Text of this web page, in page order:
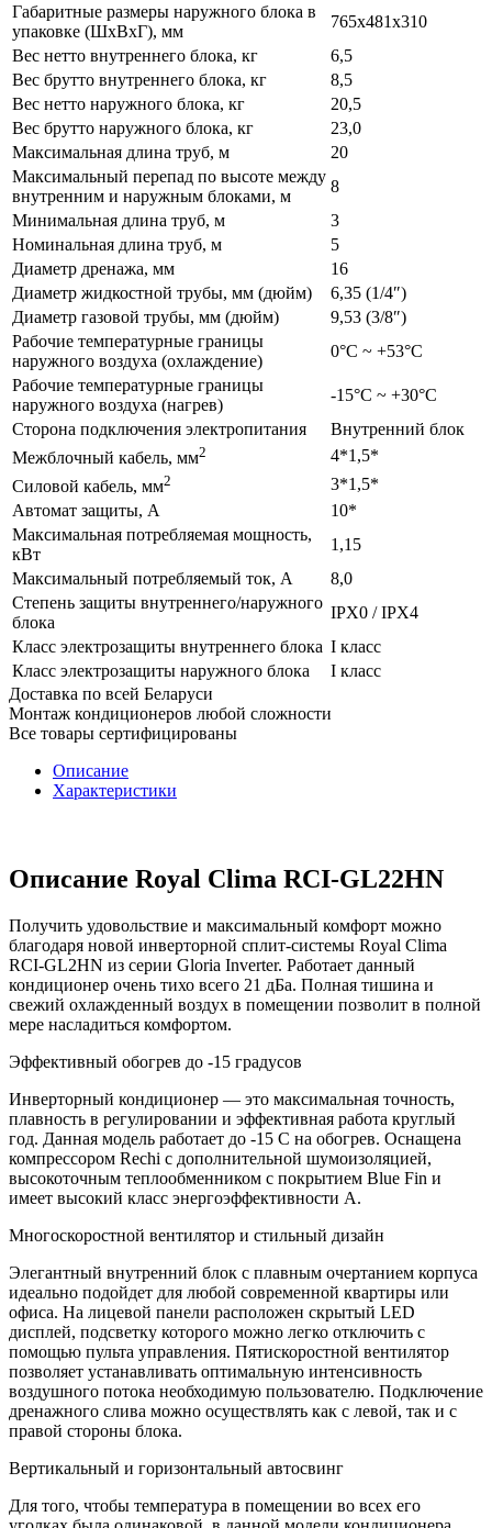
Габаритные размеры наружного блока в
упаковке (ШхВхГ), мм
765x481x310
Вес нетто внутреннего блока, кг
6,5
Вес брутто внутреннего блока, кг
8,5
Вес нетто наружного блока, кг
20,5
Вес брутто наружного блока, кг
23,0
Максимальная длина труб, м
20
Максимальный перепад по высоте между
внутренним и наружным блоками, м
8
Минимальная длина труб, м
3
Номинальная длина труб, м
5
Диаметр дренажа, мм
16
Диаметр жидкостной трубы, мм (дюйм)
6,35 (1/4″)
Диаметр газовой трубы, мм (дюйм)
9,53 (3/8″)
Рабочие температурные границы
наружного воздуха (охлаждение)
0°С ~ +53°С
Рабочие температурные границы
наружного воздуха (нагрев)
-15°С ~ +30°С
Сторона подключения электропитания
Внутренний блок
Межблочный кабель, мм2
4*1,5*
Силовой кабель, мм2
3*1,5*
Автомат защиты, А
10*
Максимальная потребляемая мощность,
кВт
1,15
Максимальный потребляемый ток, А
8,0
Степень защиты внутреннего/наружного
блока
IPX0 / IPX4
Класс электрозащиты внутреннего блока I класс
Класс электрозащиты наружного блока
I класс
Доставка по всей Беларуси
Монтаж кондиционеров любой сложности
Все товары сертифицированы
Описание
Характеристики
Описание Royal Clima RCI-GL22HN
Получить удовольствие и максимальный комфорт можно
благодаря новой инверторной сплит-системы Royal Clima
RCI-GL2HN из серии Gloria Inverter. Работает данный
кондиционер очень тихо всего 21 дБа. Полная тишина и
свежий охлажденный воздух в помещении позволит в полной
мере насладиться комфортом.
Эффективный обогрев до -15 градусов
Инверторный кондиционер — это максимальная точность,
плавность в регулировании и эффективная работа круглый
год. Данная модель работает до -15 C на обогрев. Оснащена
компрессором Rechi с дополнительной шумоизоляцией,
высокоточным теплообменником с покрытием Blue Fin и
имеет высокий класс энергоэффективности А.
Многоскоростной вентилятор и стильный дизайн
Элегантный внутренний блок с плавным очертанием корпуса
идеально подойдет для любой современной квартиры или
офиса. На лицевой панели расположен скрытый LED
дисплей, подсветку которого можно легко отключить с
помощью пульта управления. Пятискоростной вентилятор
позволяет устанавливать оптимальную интенсивность
воздушного потока необходимую пользователю. Подключение
дренажного слива можно осуществлять как с левой, так и с
правой стороны блока.
Вертикальный и горизонтальный автосвинг
Для того, чтобы температура в помещении во всех его